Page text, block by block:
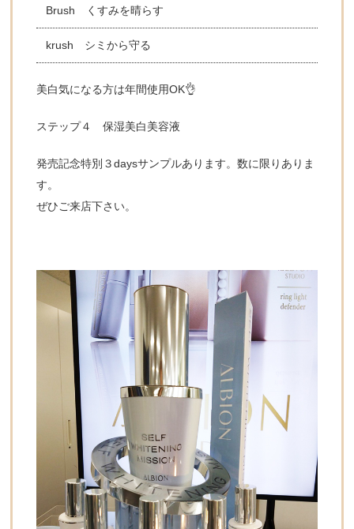
Brush くすみを晴らす
krush シミから守る
美白気になる方は年間使用OK👌
ステップ４ 保湿美白美容液
発売記念特別３daysサンプルあります。数に限りありま
す。
ぜひご来店下さい。